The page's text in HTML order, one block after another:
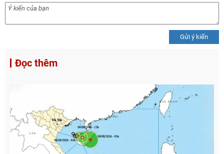
Gửi ý kiến
Đọc thêm